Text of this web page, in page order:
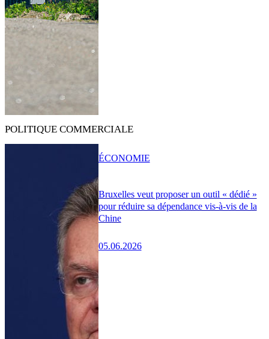
POLITIQUE COMMERCIALE
Bruxelles veut proposer un outil « dédié »
pour réduire sa dépendance vis-à-vis de la
Chine
05.06.2026
ÉCONOMIE